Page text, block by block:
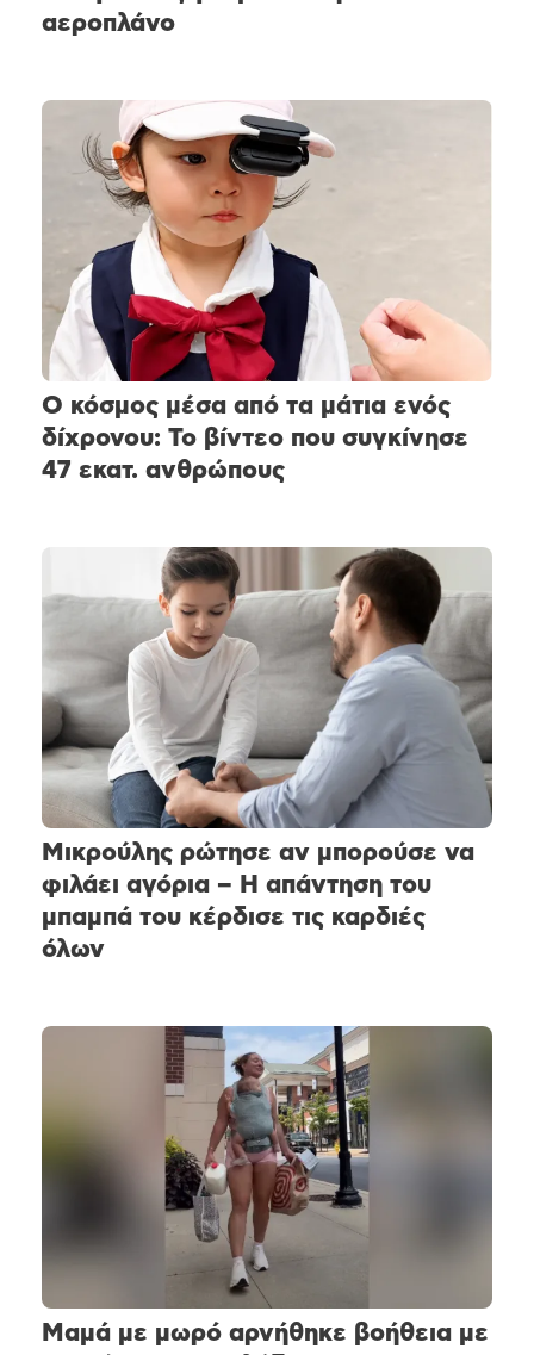
αεροπλάνο
Ο κόσμος μέσα από τα μάτια ενός
δίχρονου: Το βίντεο που συγκίνησε
47 εκατ. ανθρώπους
Μικρούλης ρώτησε αν μπορούσε να
φιλάει αγόρια – Η απάντηση του
μπαμπά του κέρδισε τις καρδιές
όλων
Μαμά με μωρό αρνήθηκε βοήθεια με